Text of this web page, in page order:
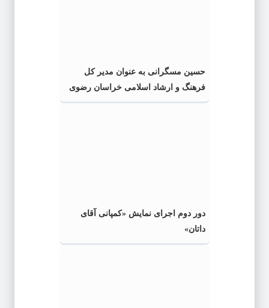
حسین مسگرانی به عنوان مدیر کل
فرهنگ و ارشاد اسلامی خراسان رضوی
معرفی شد
دور دوم اجرای نمایش «کمپانی آقای
داتان»